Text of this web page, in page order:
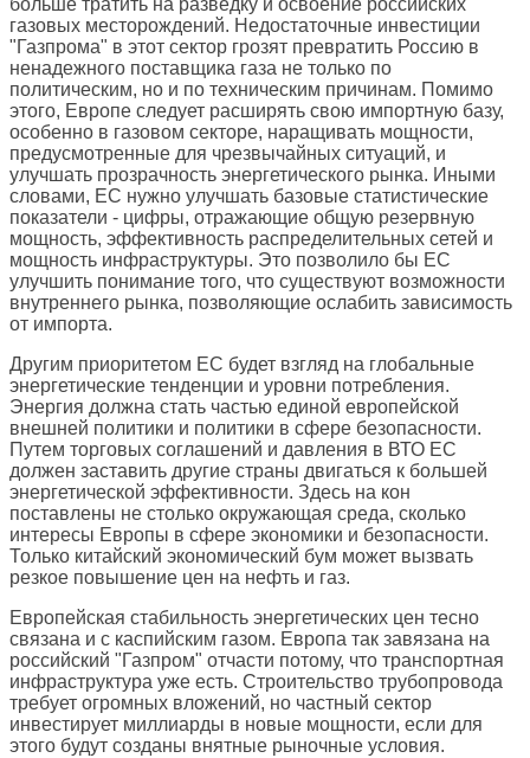
больше тратить на разведку и освоение российских
газовых месторождений. Недостаточные инвестиции
"Газпрома" в этот сектор грозят превратить Россию в
ненадежного поставщика газа не только по
политическим, но и по техническим причинам. Помимо
этого, Европе следует расширять свою импортную базу,
особенно в газовом секторе, наращивать мощности,
предусмотренные для чрезвычайных ситуаций, и
улучшать прозрачность энергетического рынка. Иными
словами, ЕС нужно улучшать базовые статистические
показатели - цифры, отражающие общую резервную
мощность, эффективность распределительных сетей и
мощность инфраструктуры. Это позволило бы ЕС
улучшить понимание того, что существуют возможности
внутреннего рынка, позволяющие ослабить зависимость
от импорта.
Другим приоритетом ЕС будет взгляд на глобальные
энергетические тенденции и уровни потребления.
Энергия должна стать частью единой европейской
внешней политики и политики в сфере безопасности.
Путем торговых соглашений и давления в ВТО ЕС
должен заставить другие страны двигаться к большей
энергетической эффективности. Здесь на кон
поставлены не столько окружающая среда, сколько
интересы Европы в сфере экономики и безопасности.
Только китайский экономический бум может вызвать
резкое повышение цен на нефть и газ.
Европейская стабильность энергетических цен тесно
связана и с каспийским газом. Европа так завязана на
российский "Газпром" отчасти потому, что транспортная
инфраструктура уже есть. Строительство трубопровода
требует огромных вложений, но частный сектор
инвестирует миллиарды в новые мощности, если для
этого будут созданы внятные рыночные условия.